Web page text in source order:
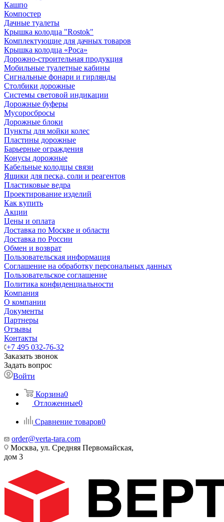
Кашпо
Компостер
Дачные туалеты
Крышка колодца "Rostok"
Комплектующие для дачных товаров
Крышка колодца «Роса»
Дорожно-строительная продукция
Мобильные туалетные кабины
Сигнальные фонари и гирлянды
Столбики дорожные
Системы световой индикации
Дорожные буферы
Мусоросбросы
Дорожные блоки
Пункты для мойки колес
Пластины дорожные
Барьерные ограждения
Конусы дорожные
Кабельные колодцы связи
Ящики для песка, соли и реагентов
Пластиковые ведра
Проектирование изделий
Как купить
Акции
Цены и оплата
Доставка по Москве и области
Доставка по России
Обмен и возврат
Пользовательская информация
Соглашение на обработку персональных данных
Пользовательское соглашение
Политика конфиденциальности
Компания
О компании
Документы
Партнеры
Отзывы
Контакты
+7 495 032-76-32
Заказать звонок
Задать вопрос
Войти
Корзина0
Отложенные0
Сравнение товаров0
order@verta-tara.com
Москва, ул. Средняя Первомайская,
дом 3